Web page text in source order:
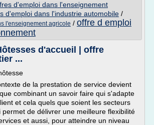
d'emploi dans l'enseignement
d'emploi dans l'industrie automobile /
l'enseignement agricole / offre d emploi
d'accueil | offre
...
de la prestation de service devient
combinant un savoir faire qui s'adapte
et cela quels que soient les secteurs
permet de délivrer une meilleure flexibilité
et aussi, pour atteindre un niveau